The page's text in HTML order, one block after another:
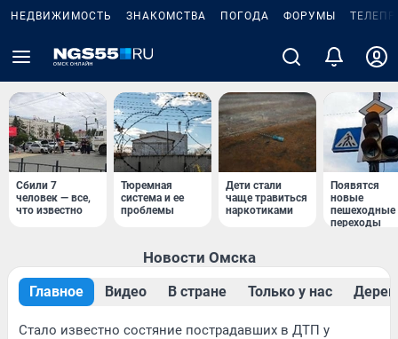
НЕДВИЖИМОСТЬ ЗНАКОМСТВА ПОГОДА ФОРУМЫ
Сбили 7
человек — все,
что известно
Тюремная
система и ее
проблемы
Дети стали
чаще травиться
наркотиками
Появятся
новые
пешеходные
переходы
Новости Омска
Главное Видео В стране Только у нас
Стало известно состяние пострадавших в ДТП у